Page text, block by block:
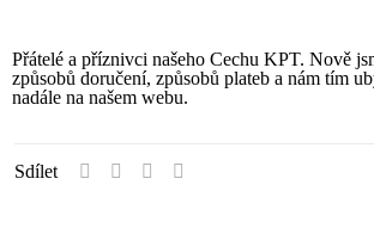
Přátelé a příznivci našeho Cechu KPT. Nově
způsobů doručení, způsobů plateb a nám tím
nadále na našem webu.
Sdílet